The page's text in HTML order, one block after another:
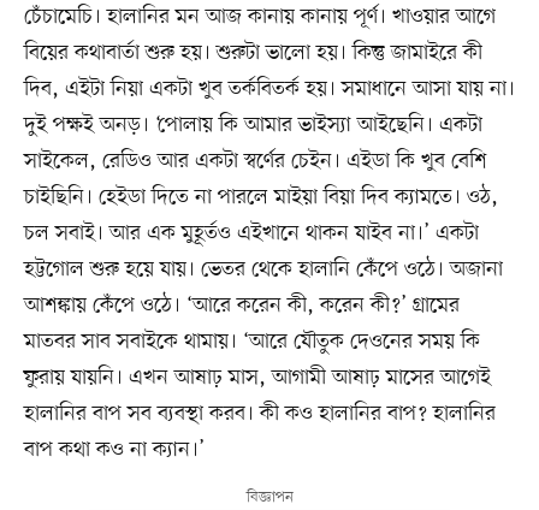
চেঁচামেচি। হালানির মন আজ কানায় কানায় পূর্ণ। খাওয়ার আগে
বিয়ের কথাবার্তা শুরু হয়। শুরুটা ভালো হয়। কিন্তু জামাইরে কী
দিব, এইটা নিয়া একটা খুব তর্কবিতর্ক হয়। সমাধানে আসা যায় না।
দুই পক্ষই অনড়। ‘পোলায় কি আমার ভাইস্যা আইছেনি। একটা
সাইকেল, রেডিও আর একটা স্বর্ণের চেইন। এইডা কি খুব বেশি
চাইছিনি। হেইডা দিতে না পারলে মাইয়া বিয়া দিব ক্যামতে। ওঠ,
চল সবাই। আর এক মুহূর্তও এইখানে থাকন যাইব না।’ একটা
হট্টগোল শুরু হয়ে যায়। ভেতর থেকে হালানি কেঁপে ওঠে। অজানা
আশঙ্কায় কেঁপে ওঠে। ‘আরে করেন কী, করেন কী?’ গ্রামের
মাতবর সাব সবাইকে থামায়। ‘আরে যৌতুক দেওনের সময় কি
ফুরায় যায়নি। এখন আষাঢ় মাস, আগামী আষাঢ় মাসের আগেই
হালানির বাপ সব ব্যবস্থা করব। কী কও হালানির বাপ? হালানির
বাপ কথা কও না ক্যান।’